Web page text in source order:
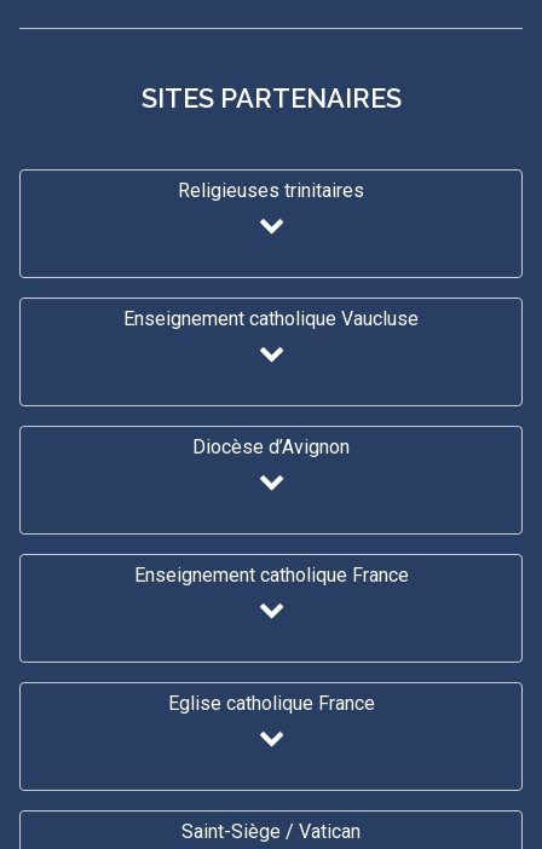
SITES PARTENAIRES
Religieuses trinitaires
Enseignement catholique Vaucluse
Diocèse d’Avignon
Enseignement catholique France
Eglise catholique France
Saint-Siège / Vatican